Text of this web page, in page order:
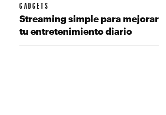
GADGETS
Streaming simple para mejorar
tu entretenimiento diario